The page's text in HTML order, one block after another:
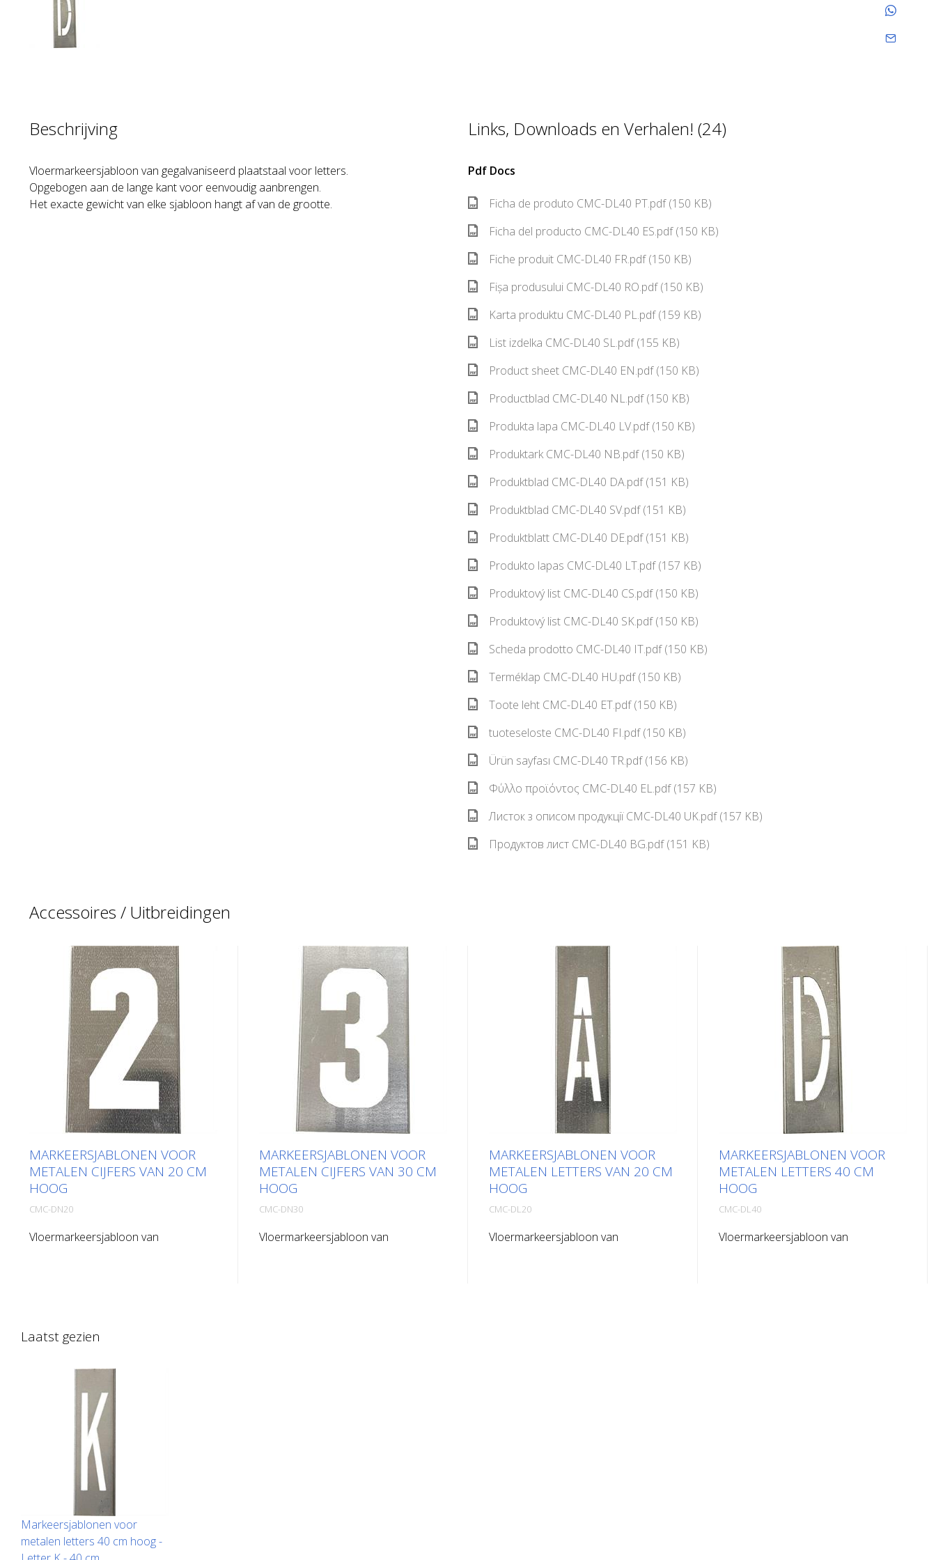
Beschrijving
Vloermarkeersjabloon van gegalvaniseerd plaatstaal voor letters.
Opgebogen aan de lange kant voor eenvoudig aanbrengen.
Het exacte gewicht van elke sjabloon hangt af van de grootte.
Links, Downloads en Verhalen! (24)
Pdf Docs
Ficha de produto CMC-DL40 PT.pdf (150 KB)
Ficha del producto CMC-DL40 ES.pdf (150 KB)
Fiche produit CMC-DL40 FR.pdf (150 KB)
Fișa produsului CMC-DL40 RO.pdf (150 KB)
Karta produktu CMC-DL40 PL.pdf (159 KB)
List izdelka CMC-DL40 SL.pdf (155 KB)
Product sheet CMC-DL40 EN.pdf (150 KB)
Productblad CMC-DL40 NL.pdf (150 KB)
Produkta lapa CMC-DL40 LV.pdf (150 KB)
Produktark CMC-DL40 NB.pdf (150 KB)
Produktblad CMC-DL40 DA.pdf (151 KB)
Produktblad CMC-DL40 SV.pdf (151 KB)
Produktblatt CMC-DL40 DE.pdf (151 KB)
Produkto lapas CMC-DL40 LT.pdf (157 KB)
Produktový list CMC-DL40 CS.pdf (150 KB)
Produktový list CMC-DL40 SK.pdf (150 KB)
Scheda prodotto CMC-DL40 IT.pdf (150 KB)
Terméklap CMC-DL40 HU.pdf (150 KB)
Toote leht CMC-DL40 ET.pdf (150 KB)
tuoteseloste CMC-DL40 FI.pdf (150 KB)
Ürün sayfası CMC-DL40 TR.pdf (156 KB)
Φύλλο προϊόντος CMC-DL40 EL.pdf (157 KB)
Листок з описом продукції CMC-DL40 UK.pdf (157 KB)
Продуктов лист CMC-DL40 BG.pdf (151 KB)
Accessoires / Uitbreidingen
MARKEERSJABLONEN VOOR
METALEN CIJFERS VAN 20 CM
HOOG
CMC-DN20
Vloermarkeersjabloon van
MARKEERSJABLONEN VOOR
METALEN CIJFERS VAN 30 CM
HOOG
CMC-DN30
Vloermarkeersjabloon van
MARKEERSJABLONEN VOOR
METALEN LETTERS VAN 20 CM
HOOG
CMC-DL20
Vloermarkeersjabloon van
MARKEERSJABLONEN VOOR
METALEN LETTERS 40 CM
HOOG
CMC-DL40
Vloermarkeersjabloon van
Laatst gezien
Markeersjablonen voor
metalen letters 40 cm hoog -